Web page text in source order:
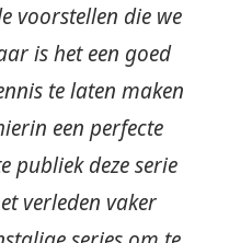
voorstellen die we
is het een goed
te laten maken
een perfecte
publiek deze serie
verleden vaker